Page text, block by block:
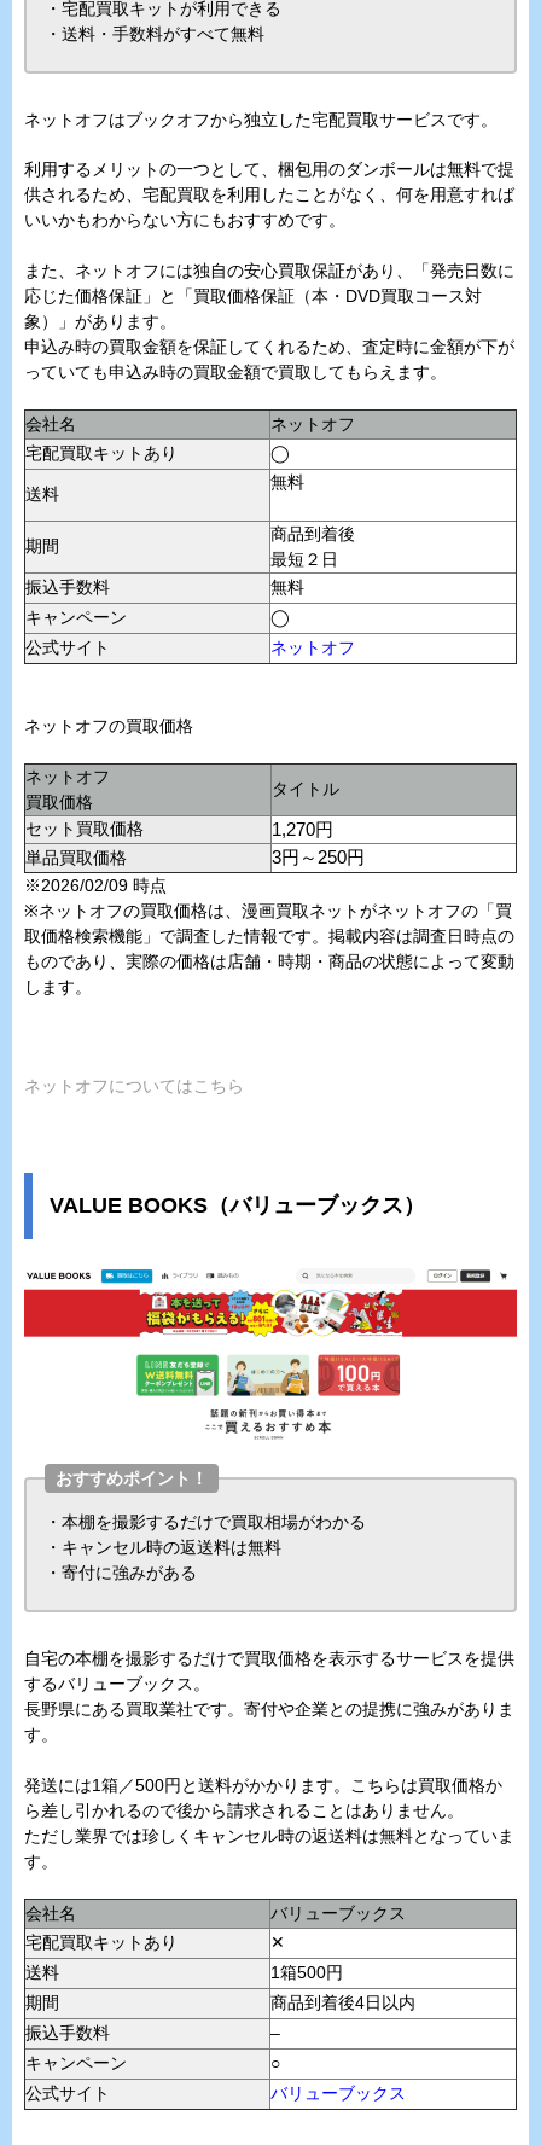
・宅配買取キットが利用できる
・送料・手数料がすべて無料
ネットオフはブックオフから独立した宅配買取サービスです。
利用するメリットの一つとして、梱包用のダンボールは無料で提
供されるため、宅配買取を利用したことがなく、何を用意すれば
いいかもわからない方にもおすすめです。
また、ネットオフには独自の安心買取保証があり、「発売日数に
応じた価格保証」と「買取価格保証（本・DVD買取コース対
象）」があります。
申込み時の買取金額を保証してくれるため、査定時に金額が下が
っていても申込み時の買取金額で買取してもらえます。
会社名
ネットオフ
宅配買取キットあり
◯
送料
無料
期間
商品到着後
最短２日
振込手数料
無料
キャンペーン
◯
公式サイト
ネットオフ
ネットオフの買取価格
ネットオフ
買取価格
タイトル
セット買取価格
1,270円
単品買取価格
3円～250円
※2026/02/09 時点
※ネットオフの買取価格は、漫画買取ネットがネットオフの「買
取価格検索機能」で調査した情報です。掲載内容は調査日時点の
ものであり、実際の価格は店舗・時期・商品の状態によって変動
します。
ネットオフについてはこちら
VALUE BOOKS（バリューブックス）
おすすめポイント！
・本棚を撮影するだけで買取相場がわかる
・キャンセル時の返送料は無料
・寄付に強みがある
自宅の本棚を撮影するだけで買取価格を表示するサービスを提供
するバリューブックス。
長野県にある買取業社です。寄付や企業との提携に強みがありま
す。
発送には1箱／500円と送料がかかります。こちらは買取価格か
ら差し引かれるので後から請求されることはありません。
ただし業界では珍しくキャンセル時の返送料は無料となっていま
す。
会社名
バリューブックス
宅配買取キットあり
✕
送料
1箱500円
期間
商品到着後4日以内
振込手数料
–
キャンペーン
○
公式サイト
バリューブックス